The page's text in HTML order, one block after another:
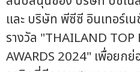
และ บริษัท พีซีซี อินเทอร์เ
รางวัล "THAILAND TOP
AWARDS 2024" เพื่อยก